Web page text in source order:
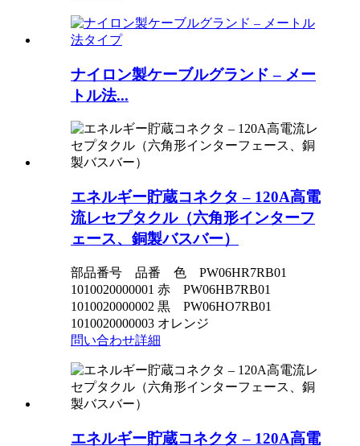
ナイロン製ケーブルグランド – メー
トル法...
エネルギー貯蔵コネクタ – 120A高電
流レセプタクル（六角形インターフ
ェース、銅製バスバー）
部品番号 品番 色 PW06HR7RB01
1010020000001 赤 PW06HB7RB01
1010020000002 黒 PW06HO7RB01
1010020000003 オレンジ
問い合わせ詳細
エネルギー貯蔵コネクタ – 120A高電